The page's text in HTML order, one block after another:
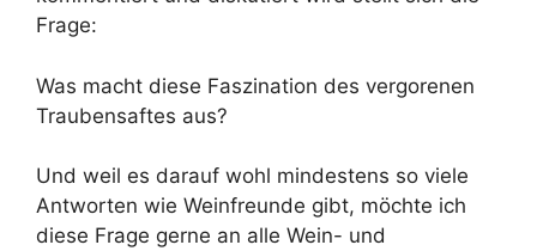
Frage:
Was macht diese Faszination des vergorenen
Traubensaftes aus?
Und weil es darauf wohl mindestens so viele
Antworten wie Weinfreunde gibt, möchte ich
diese Frage gerne an alle Wein- und